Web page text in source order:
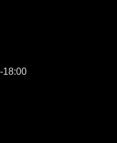
18:00